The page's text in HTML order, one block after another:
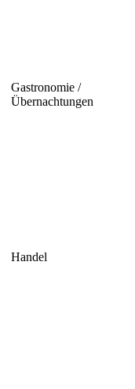
Gastronomie /
Übernachtungen
Handel